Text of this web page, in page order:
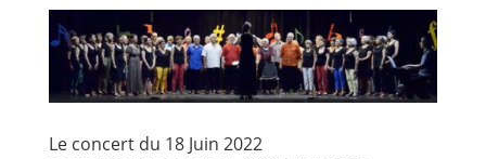
Le concert du 18 Juin 2022